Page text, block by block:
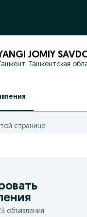
JOMIY
Ташкентская
странице
объявления